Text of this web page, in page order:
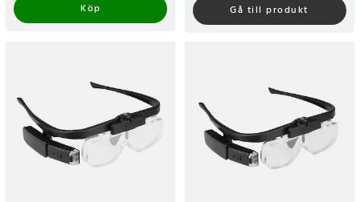
Köp
Gå till produkt